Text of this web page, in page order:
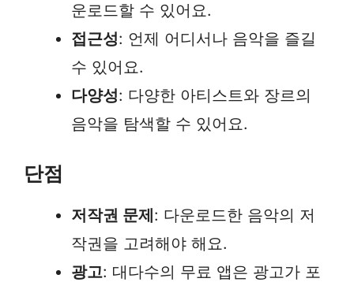
운로드할 수 있어요.
접근성: 언제 어디서나 음악을 즐길
수 있어요.
다양성: 다양한 아티스트와 장르의
음악을 탐색할 수 있어요.
단점
저작권 문제: 다운로드한 음악의 저
작권을 고려해야 해요.
광고: 대다수의 무료 앱은 광고가 포